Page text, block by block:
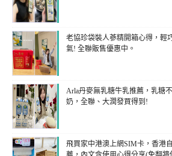
老協珍袋裝人蔘精開箱心得，輕
氣! 全聯販售優惠中。
Arla丹麥無乳糖牛乳推薦，乳糖
奶，全聯、大潤發買得到!
飛買家中港澳上網SIM卡，香港